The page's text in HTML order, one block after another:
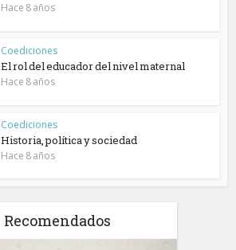
Hace 8 años
Coediciones
El rol del educador del nivel maternal
Hace 8 años
Coediciones
Historia, política y sociedad
Hace 8 años
Recomendados